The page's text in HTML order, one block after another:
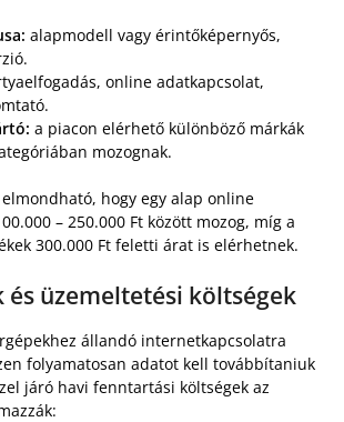
alapmodell vagy érintőképernyős,
online adatkapcsolat,
a piacon elérhető különböző márkák
mozognak.
hogy egy alap online
– 250.000 Ft között mozog, míg a
300.000 Ft feletti árat is elérhetnek.
és üzemeltetési költségek
állandó internetkapcsolatra
folyamatosan adatot kell továbbítaniuk
járó havi fenntartási költségek az